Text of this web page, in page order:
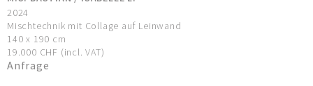
2024
Mischtechnik mit Collage auf Leinwand
140 x 190 cm
19.000 CHF (incl. VAT)
Anfrage